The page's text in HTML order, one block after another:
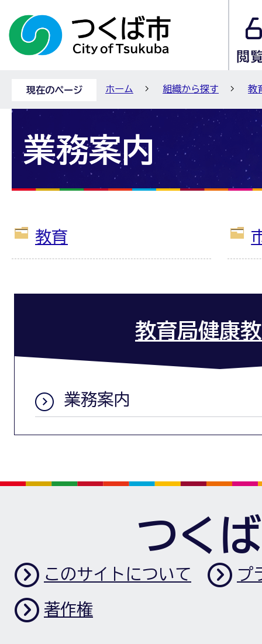
現在のページ ホーム 組織から探す 教
業務案内
教育
教育局健康
業務案内
つく
このサイトについて プ
著作権